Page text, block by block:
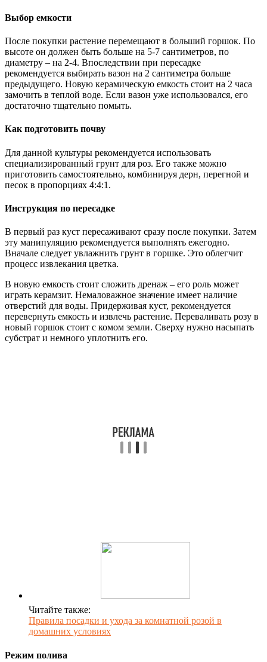
Выбор емкости
После покупки растение перемещают в больший горшок. По
высоте он должен быть больше на 5-7 сантиметров, по
диаметру – на 2-4. Впоследствии при пересадке
рекомендуется выбирать вазон на 2 сантиметра больше
предыдущего. Новую керамическую емкость стоит на 2 часа
замочить в теплой воде. Если вазон уже использовался, его
достаточно тщательно помыть.
Как подготовить почву
Для данной культуры рекомендуется использовать
специализированный грунт для роз. Его также можно
приготовить самостоятельно, комбинируя дерн, перегной и
песок в пропорциях 4:4:1.
Инструкция по пересадке
В первый раз куст пересаживают сразу после покупки. Затем
эту манипуляцию рекомендуется выполнять ежегодно.
Вначале следует увлажнить грунт в горшке. Это облегчит
процесс извлекания цветка.
В новую емкость стоит сложить дренаж – его роль может
играть керамзит. Немаловажное значение имеет наличие
отверстий для воды. Придерживая куст, рекомендуется
перевернуть емкость и извлечь растение. Переваливать розу в
новый горшок стоит с комом земли. Сверху нужно насыпать
субстрат и немного уплотнить его.
Читайте также:
Правила посадки и ухода за комнатной розой в
домашних условиях
Режим полива